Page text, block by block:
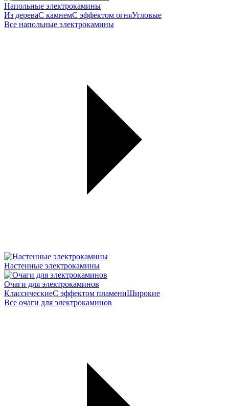
Напольные электрокамины
Из дереваС камнемС эффектом огняУгловые
Все напольные электрокамины
Настенные электрокамины
Очаги для электрокаминов
КлассическиеС эффектом пламениШирокие
Все очаги для электрокаминов